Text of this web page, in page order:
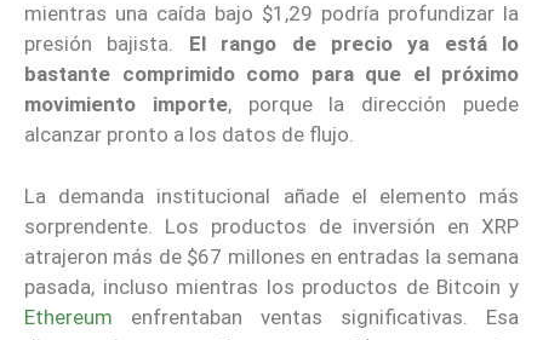
mientras una caída bajo $1,29 podría profundizar la
presión bajista. El rango de precio ya está lo
bastante comprimido como para que el próximo
movimiento importe, porque la dirección puede
alcanzar pronto a los datos de flujo.
La demanda institucional añade el elemento más
sorprendente. Los productos de inversión en XRP
atrajeron más de $67 millones en entradas la semana
pasada, incluso mientras los productos de Bitcoin y
Ethereum enfrentaban ventas significativas. Esa